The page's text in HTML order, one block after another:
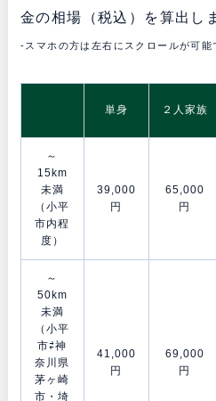
金の相場（税込）を算出し
-スマホの方は左右にスクロールが可能
単身 ２人家族
～
15km
未満
（小平
市内程
度）
39,000
円
65,000
円
～
50km
未満
（小平
市⇄神
奈川県
茅ヶ崎
市・埼
41,000
円
69,000
円